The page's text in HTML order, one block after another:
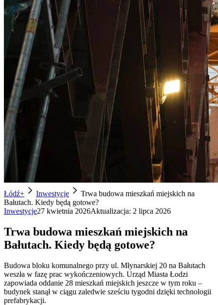
Łódź+ Inwestycje
Trwa budowa mieszkań miejskich na
Bałutach. Kiedy będą gotowe?
Inwestycje27 kwietnia 2026Aktualizacja: 2 lipca 2026
Trwa budowa mieszkań miejskich na
Bałutach. Kiedy będą gotowe?
Budowa bloku komunalnego przy ul. Młynarskiej 20 na Bałutach
weszła w fazę prac wykończeniowych. Urząd Miasta Łodzi
zapowiada oddanie 28 mieszkań miejskich jeszcze w tym roku –
budynek stanął w ciągu zaledwie sześciu tygodni dzięki technologii
prefabrykacji.